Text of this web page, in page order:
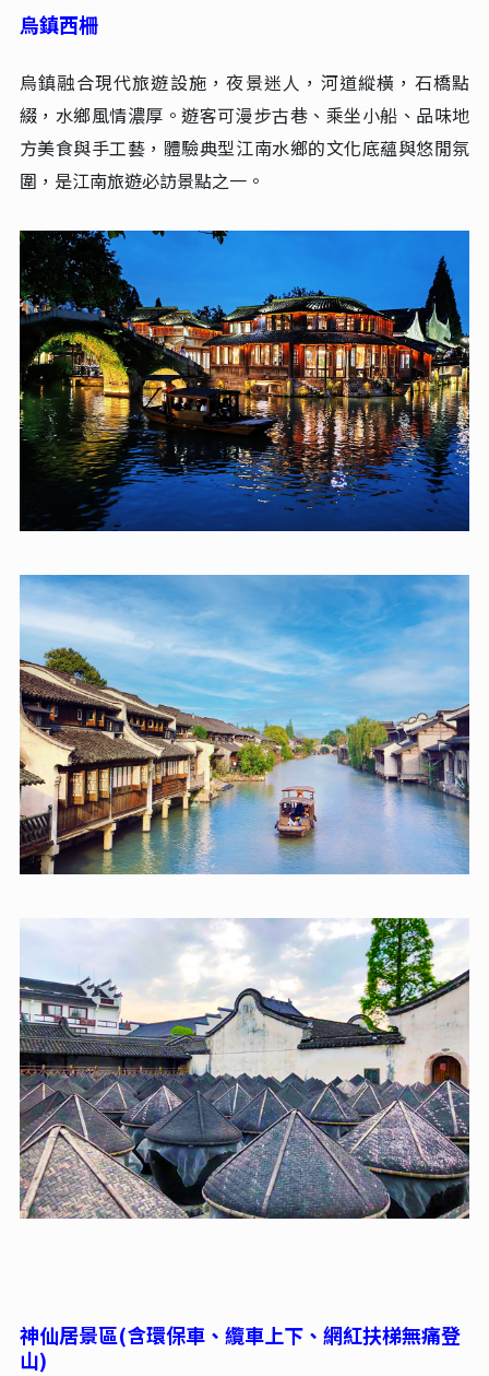
烏鎮西柵
烏鎮融合現代旅遊設施，夜景迷人，河道縱橫，石橋點
綴，水鄉風情濃厚。遊客可漫步古巷、乘坐小船、品味地
方美食與手工藝，體驗典型江南水鄉的文化底蘊與悠閒氛
圍，是江南旅遊必訪景點之一。
神仙居景區(含環保車、纜車上下、網紅扶梯無痛登
山)